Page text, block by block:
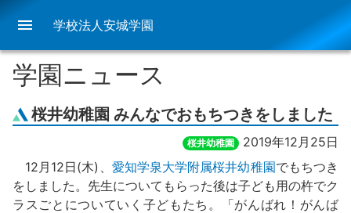
menu 学校法人安城学園
学園ニュース
桜井幼稚園 みんなでおもちつきをしました
桜井幼稚園
2019年12月25日
12月12日(木)、 愛知学泉大学附属桜井幼稚園でもちつき
をしました。先生についてもらった後は子ども用の杵でク
ラスごとについていく子どもたち。「がんばれ！がんば